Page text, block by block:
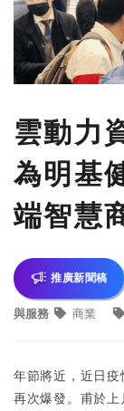
雲動力
為明基
端智慧
推廣新聞稿
與服務 商業
年節將近，近日
再次爆發。甫於上